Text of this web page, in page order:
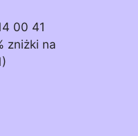
00 41
zniżki na